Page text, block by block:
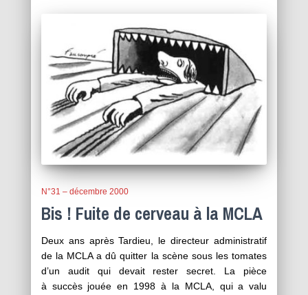
N°31 – décembre 2000
Bis ! Fuite de cerveau à la MCLA
Deux ans après Tardieu, le directeur administratif
de la MCLA a dû quitter la scène sous les tomates
d’un audit qui devait rester secret. La pièce
à succès jouée en 1998 à la MCLA, qui a valu